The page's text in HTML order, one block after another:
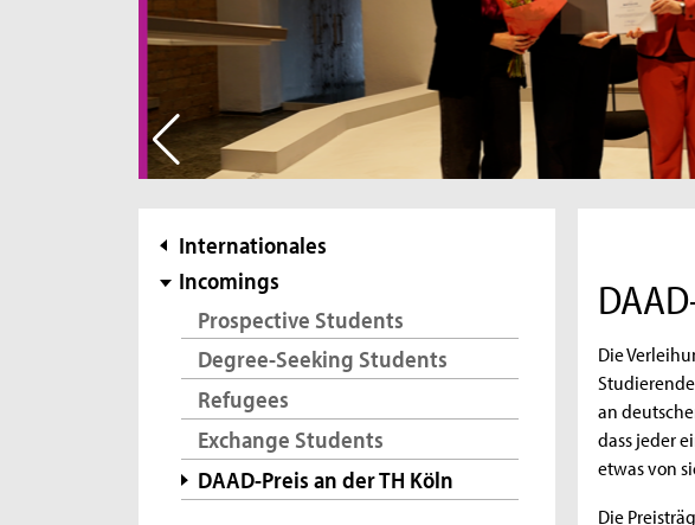
Subnavigation
Internationales
Incomings
Prospective Students
Degree-Seeking Students
Refugees
Exchange Students
DAAD-Preis an der TH Köln
Die
an
dass jeder
etwas von
Die